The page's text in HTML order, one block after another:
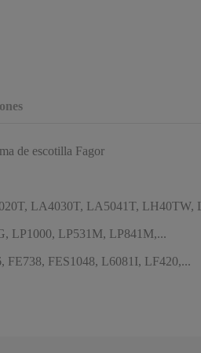
de escotilla Fagor
LA4030T, LA5041T, LH40TW,
LP1000, LP531M, LP841M,...
FE738, FES1048, L6081I, LF420,...